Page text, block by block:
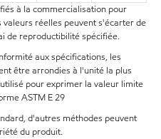
à la commercialisation pour
réelles peuvent s'écarter de
de reproductibilité spécifiée.
aux spécifications, les
être arrondies à l'unité la plus
pour exprimer la valeur limite
ASTM E 29
d'autres méthodes peuvent
du produit.